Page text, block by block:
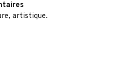
artistique.